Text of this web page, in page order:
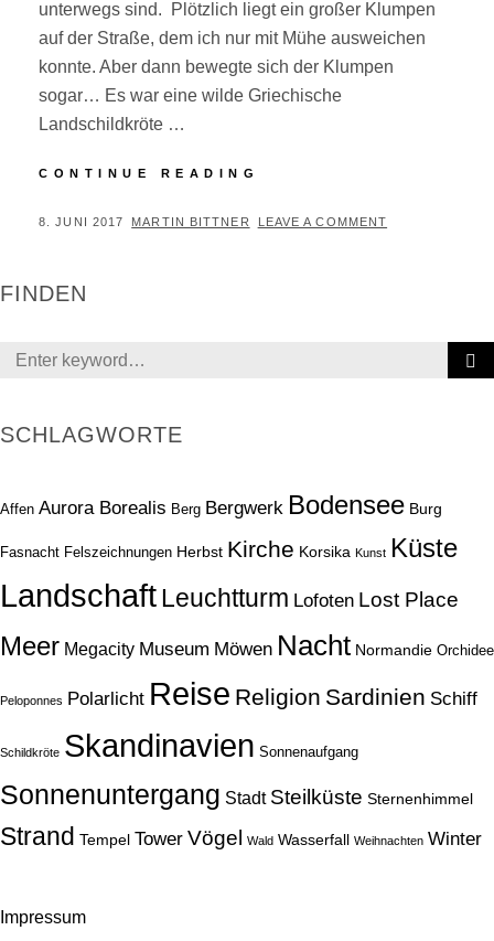
unterwegs sind. Plötzlich liegt ein großer Klumpen
auf der Straße, dem ich nur mit Mühe ausweichen
konnte. Aber dann bewegte sich der Klumpen
sogar… Es war eine wilde Griechische
Landschildkröte …
CONTINUE READING
POSTED
8. JUNI 2017 BY
MARTIN BITTNER LEAVE A COMMENT
FINDEN
Search
SCHLAGWORTE
Affen Aurora Borealis Berg Bergwerk Bodensee Burg
Fasnacht Felszeichnungen Herbst Kirche Korsika Kunst Küste
LandschaftLeuchtturm Lofoten Lost Place
Meer Megacity Museum Möwen Nacht Normandie Orchidee
Peloponnes Polarlicht Reise Religion Sardinien Schiff
Schildkröte Skandinavien Sonnenaufgang
Sonnenuntergang Stadt Steilküste Sternenhimmel
Strand Tempel Tower Vögel Wald Wasserfall Weihnachten Winter
Impressum